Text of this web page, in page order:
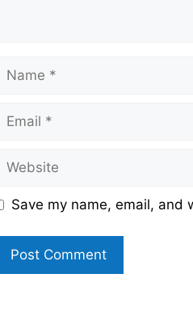
Name
Email
Website
Save my name, email,